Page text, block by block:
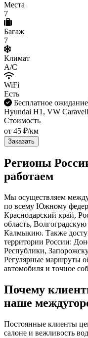
Места
7
Багаж
7
Климат
A/C
WiFi
Есть
Бесплатное ожидание
Hyundai H1, VW
Стоимость
от 45 ₽/км
Заказать
Регионы
работаем
Мы осуществляем
по всему Южному
Краснодарский край,
область,
Калмыкию. Также
территории России:
Республики,
Регулярные маршруты
автомобиля и точное
Почему
наше
Постоянные клиенты
салоне и вежливость